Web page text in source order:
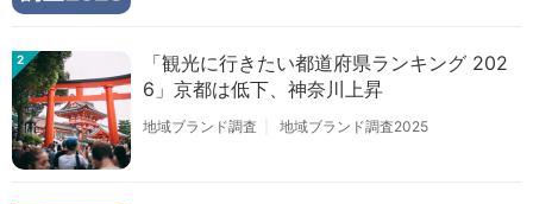
2
「観光に行きたい都道府県ランキング 202
6」京都は低下、神奈川上昇
地域ブランド調査 地域ブランド調査2025